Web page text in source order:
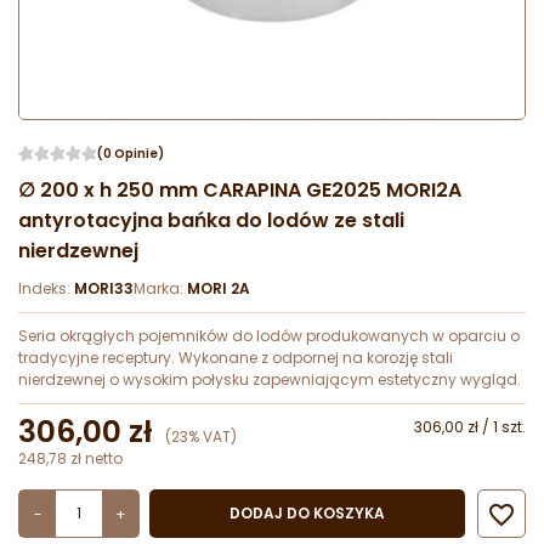
(0 Opinie)
∅ 200 x h 250 mm CARAPINA GE2025 MORI2A
antyrotacyjna bańka do lodów ze stali
nierdzewnej
Indeks: MORI33Marka: MORI 2A
Seria okrągłych pojemników do lodów produkowanych w oparciu o
tradycyjne receptury. Wykonane z odpornej na korozję stali
nierdzewnej o wysokim połysku zapewniającym estetyczny wygląd.
306,00 zł (23% VAT)
306,00 zł / 1 szt.
248,78 zł netto
- + DODAJ DO KOSZYKA 